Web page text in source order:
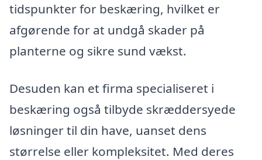
tidspunkter for beskæring, hvilket er
afgørende for at undgå skader på
planterne og sikre sund vækst.
Desuden kan et firma specialiseret i
beskæring også tilbyde skræddersyede
løsninger til din have, uanset dens
størrelse eller kompleksitet. Med deres